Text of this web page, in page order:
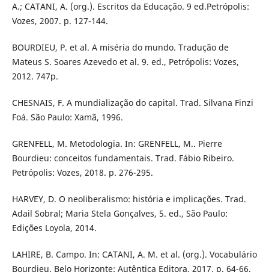
A.; CATANI, A. (org.). Escritos da Educação. 9 ed.Petrópolis:
Vozes, 2007. p. 127-144.
BOURDIEU, P. et al. A miséria do mundo. Tradução de
Mateus S. Soares Azevedo et al. 9. ed., Petrópolis: Vozes,
2012. 747p.
CHESNAIS, F. A mundialização do capital. Trad. Silvana Finzi
Foá. São Paulo: Xamã, 1996.
GRENFELL, M. Metodologia. In: GRENFELL, M.. Pierre
Bourdieu: conceitos fundamentais. Trad. Fábio Ribeiro.
Petrópolis: Vozes, 2018. p. 276-295.
HARVEY, D. O neoliberalismo: história e implicações. Trad.
Adail Sobral; Maria Stela Gonçalves, 5. ed., São Paulo:
Edições Loyola, 2014.
LAHIRE, B. Campo. In: CATANI, A. M. et al. (org.). Vocabulário
Bourdieu. Belo Horizonte: Autêntica Editora, 2017, p. 64-66.